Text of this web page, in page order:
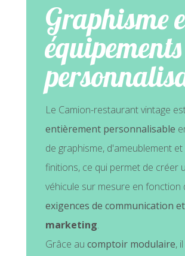
Graphisme
équipements
Le Camion-restaurant vintage
entièrement personnalisable
de graphisme, d'ameublement et
finitions, ce qui permet de créer
véhicule sur mesure en fonction
exigences de communication
marketing.
Grâce au comptoir modulaire,